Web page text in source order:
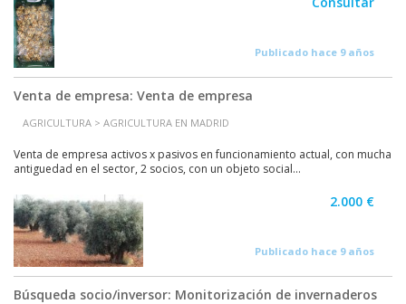
Publicado hace 9 años
Venta de empresa: Venta de empresa
AGRICULTURA > AGRICULTURA EN MADRID
Venta de empresa activos x pasivos en funcionamiento actual, con mucha
antiguedad en el sector, 2 socios, con un objeto social...
2.000 €
Publicado hace 9 años
Búsqueda socio/inversor: Monitorización de invernaderos